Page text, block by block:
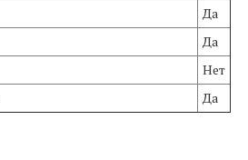
Да
Да
Нет
Да